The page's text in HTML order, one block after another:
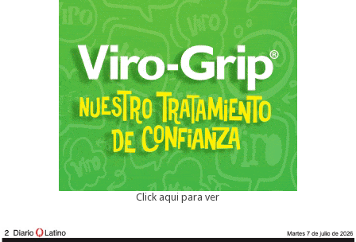
Click aqui para ver